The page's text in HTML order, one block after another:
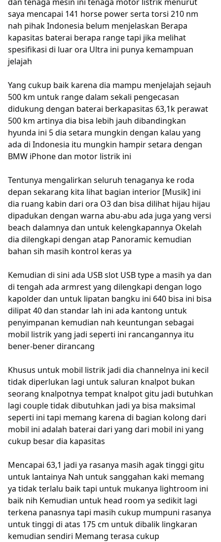
saya mencapai 141 horse power serta torsi 210 nm
nah pihak Indonesia belum menjelaskan Berapa
kapasitas baterai berapa range tapi jika melihat
spesifikasi di luar ora Ultra ini punya kemampuan
jelajah
Yang cukup baik karena dia mampu menjelajah sejauh
500 km untuk range dalam sekali pengecasan
didukung dengan baterai berkapasitas 63,1k perawat
500 km artinya dia bisa lebih jauh dibandingkan
hyunda ini 5 dia setara mungkin dengan kalau yang
ada di Indonesia itu mungkin hampir setara dengan
BMW iPhone dan motor listrik ini
Tentunya mengalirkan seluruh tenaganya ke roda
depan sekarang kita lihat bagian interior [Musik] ini
dia ruang kabin dari ora O3 dan bisa dilihat hijau hijau
dipadukan dengan warna abu-abu ada juga yang versi
beach dalamnya dan untuk kelengkapannya Okelah
dia dilengkapi dengan atap Panoramic kemudian
bahan sih masih kontrol keras ya
Kemudian di sini ada USB slot USB type a masih ya dan
di tengah ada armrest yang dilengkapi dengan logo
kapolder dan untuk lipatan bangku ini 640 bisa ini bisa
dilipat 40 dan standar lah ini ada kantong untuk
penyimpanan kemudian nah keuntungan sebagai
mobil listrik yang jadi seperti ini rancangannya itu
bener-bener dirancang
Khusus untuk mobil listrik jadi dia channelnya ini kecil
tidak diperlukan lagi untuk saluran knalpot bukan
seorang knalpotnya tempat knalpot gitu jadi butuhkan
lagi couple tidak dibutuhkan jadi ya bisa maksimal
seperti ini tapi memang karena di bagian kolong dari
mobil ini adalah baterai dari yang dari mobil ini yang
cukup besar dia kapasitas
Mencapai 63,1 jadi ya rasanya masih agak tinggi gitu
untuk lantainya Nah untuk sanggahan kaki memang
ya tidak terlalu baik tapi untuk mukanya lightroom ini
baik nih Kemudian untuk head room ya sedikit lagi
terkena panasnya tapi masih cukup mumpuni rasanya
untuk tinggi di atas 175 cm untuk dibalik lingkaran
kemudian sendiri Memang terasa cukup